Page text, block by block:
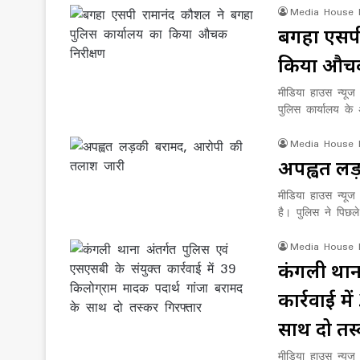
Media House
बगहा
किया
मीडिया हाउस
पुलिस कार्यालय
Media House
अपह्वत
मीडिया हाउस
है। पुलिस ने
Media House
कंगली
कार्रवाई
साथ दो